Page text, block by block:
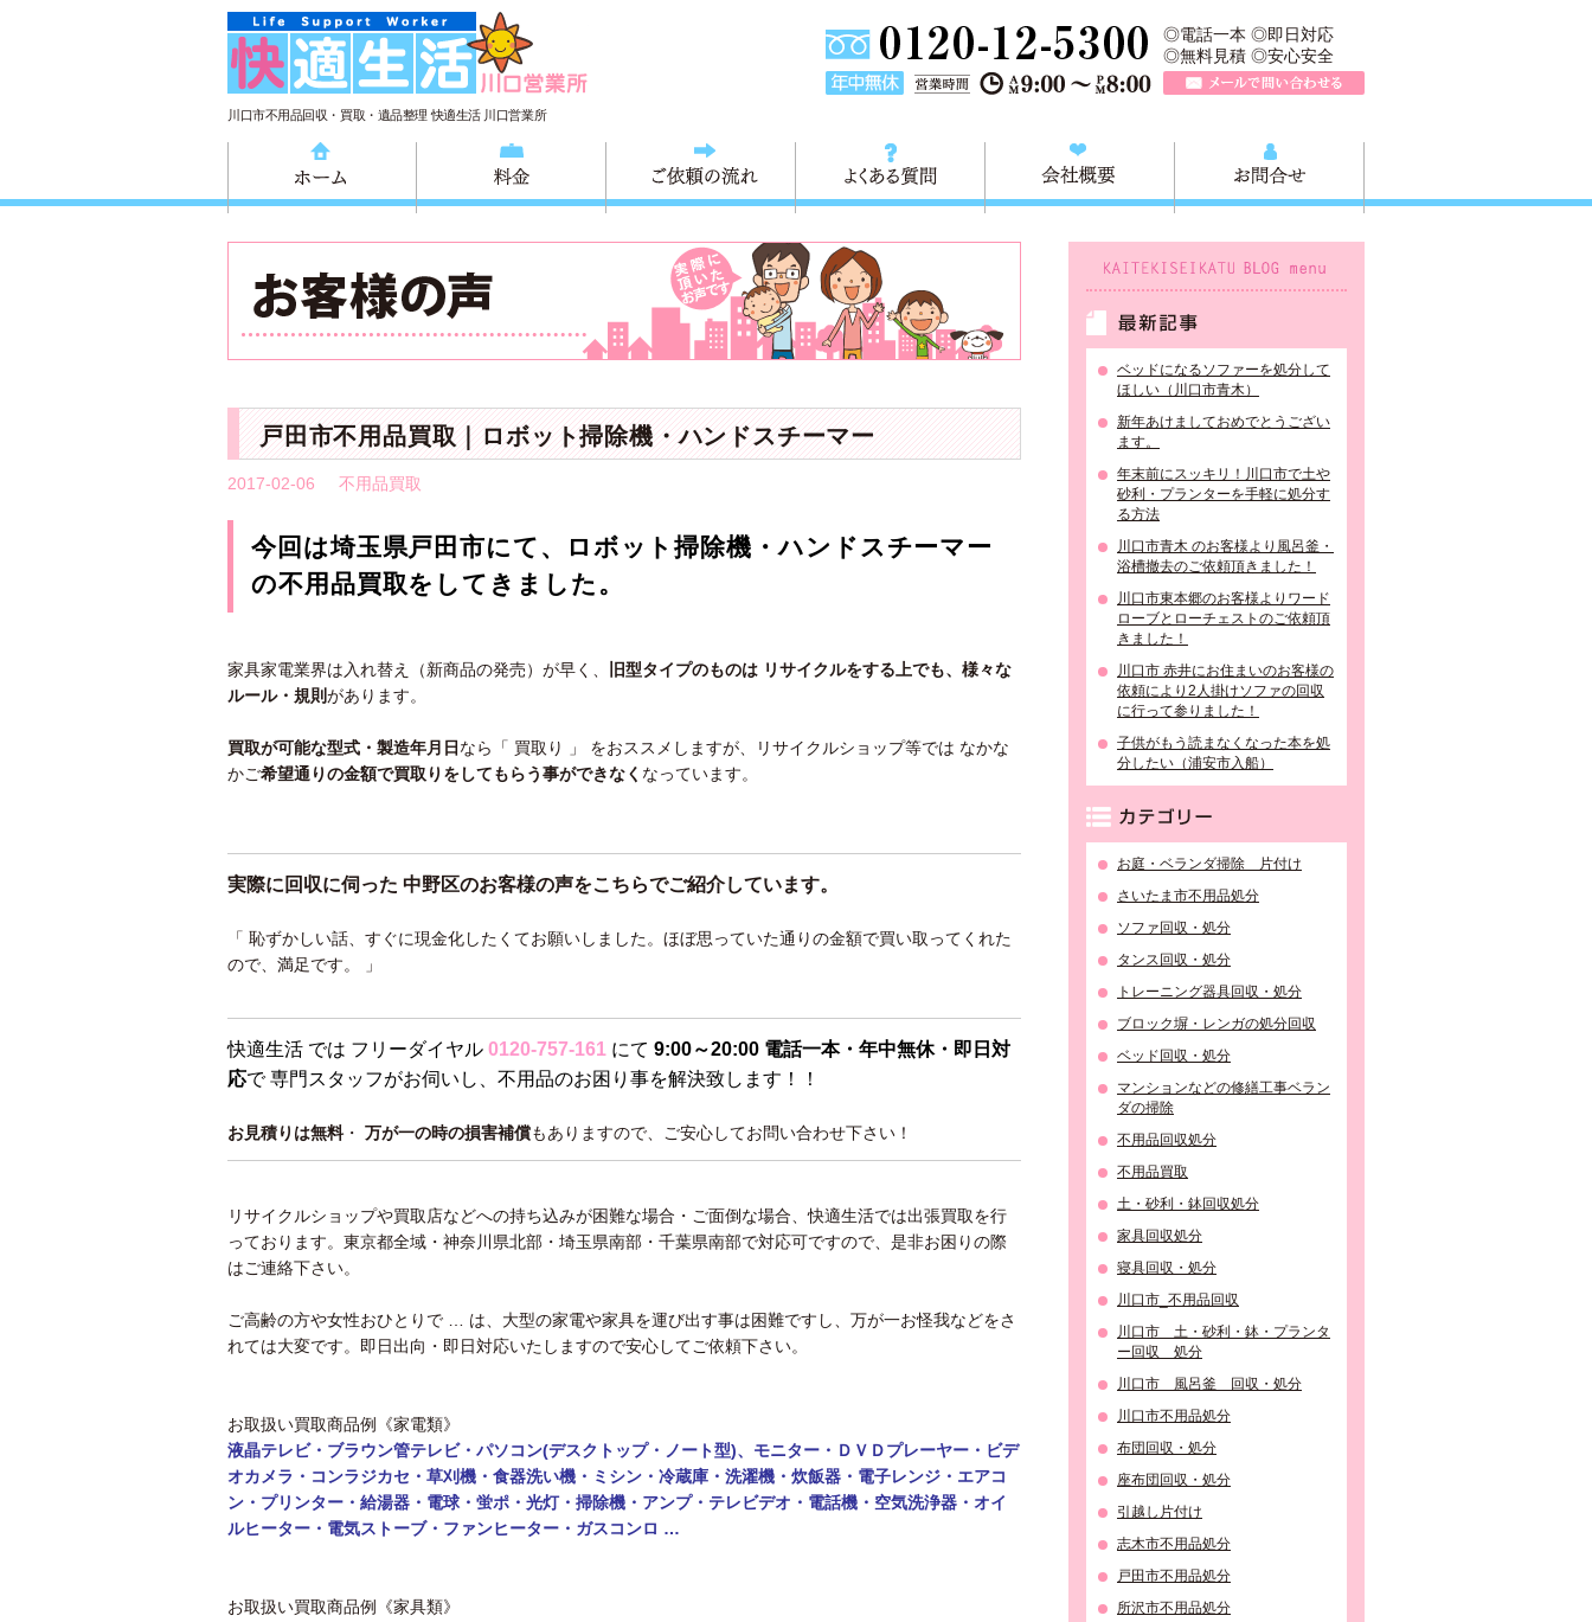
川口市不用品回収・買取・遺品整理 快適生活 川口営業所
TEL 0120-757-161（年中無休）営業時間AM9:00～
◎電話一本 ◎即日対応
◎無料見積 ◎安心安全
ご依頼の流れ よくある質問
戸田市不用品買取｜ロボット掃除機・ハンドスチーマー
2017-02-06 不用品買取
今回は埼玉県戸田市にて、ロボット掃除機・ハンドスチーマー
の不用品買取をしてきました。
家具家電業界は入れ替え（新商品の発売）が早く、
旧型タイプのものは リサイクルをする上でも、様々な
ルール・規則があります。
買取が可能な型式・製造年月日 なら「 買取り 」 をおススメしますが、リサイクルショップ等では なかな
かご希望通りの金額で買取りをしてもらう事ができなく なっています。
実際に回収に伺った 中野区のお客様の声をこちらでご紹介しています。
「 恥ずかしい話、すぐに現金化したくてお願いしました。ほぼ思っていた通りの金額で買い取ってくれた
ので、満足です。 」
快適生活 では フリーダイヤル 0120-757-161 にて 9:00～20:00 電話一本・年中無休・即日対
応で 専門スタッフがお伺いし、不用品のお困り事を解決致します！！
お見積りは無料・ 万が一の時の損害補償もありますので、ご安心してお問い合わせ下さい！
リサイクルショップや買取店などへの持ち込みが困難な場合・ご面倒な場合、快適生活では出張買取を行
っております。東京都全域・神奈川県北部・埼玉県南部・千葉県南部で対応可ですので、是非お困りの際
はご連絡下さい。
ご高齢の方や女性おひとりで … は、大型の家電や家具を運び出す事は困難ですし、万が一お怪我などをさ
れては大変です。即日出向・即日対応いたしますので安心してご依頼下さい。
お取扱い買取商品例《家電類》
液晶テレビ・ブラウン管テレビ・パソコン(デスクトップ・ノート型)、モニター・ ＤＶＤプレーヤー・ビデ
オカメラ・コンラジカセ・草刈機・食器洗い機・ミシン・ 冷蔵庫・洗濯機・炊飯器・電子レンジ・エアコ
ン・ プリンター・給湯器・電球・蛍ポ・光灯・掃除機・アンプ・テレビデオ・電話機・ 空気洗浄器・オイ
ルヒーター・電気ストーブ・ファンヒーター・ガスコンロ …
お取扱い買取商品例《家具類》
ベッドになるソファーを処分して
ほしい（川口市青木）
新年あけましておめでとうござい
ます。
年末前にスッキリ！川口市で土や
砂利・プランターを手軽に処分す
る方法
川口市青木 のお客様より風呂釜・
浴槽撤去のご依頼頂きました！
川口市東本郷のお客様よりワード
ローブとローチェストのご依頼頂
きました！
川口市 赤井にお住まいのお客様の
依頼により2人掛けソファの回収
に行って参りました！
子供がもう読まなくなった本を処
分したい（浦安市入船）
お庭・ベランダ掃除 片付け
さいたま市不用品処分
ソファ回収・処分
タンス回収・処分
トレーニング器具回収・処分
ブロック塀・レンガの処分回収
ベッド回収・処分
マンションなどの修繕工事ベラン
ダの掃除
不用品回収処分
不用品買取
土・砂利・鉢回収処分
家具回収処分
寝具回収・処分
川口市_不用品回収
川口市 土・砂利・鉢・プランタ
ー回収 処分
川口市 風呂釜 回収・処分
川口市不用品処分
布団回収・処分
座布団回収・処分
引越し片付け
志木市不用品処分
戸田市不用品処分
所沢市不用品処分